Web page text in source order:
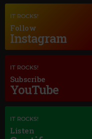
NAT KING COLE
IT ROCKS!
Follow
Instagram
IT ROCKS!
Subscribe
YouTube
IT ROCKS!
Listen